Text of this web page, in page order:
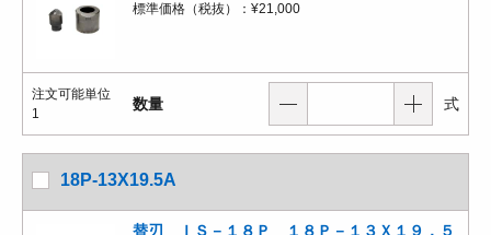
標準価格（税抜）： ¥21,000
注文可能単位
1
数量 式
18P-13X19.5A
替刃 ＩＳ－１８Ｐ １８Ｐ－１３Ｘ１９．５